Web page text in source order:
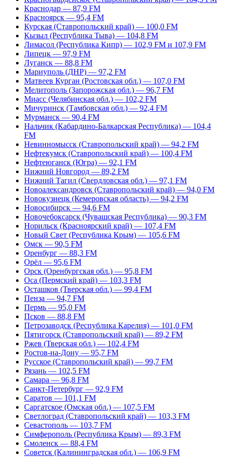
Краснодар — 87,9 FM
Красноярск — 95,4 FM
Курская (Ставропольский край) — 100,0 FM
Кызыл (Республика Тыва) — 104,8 FM
Лимасол (Республика Кипр) — 102,9 FM и 107,9 FM
Липецк — 97,9 FM
Луганск — 88,8 FM
Мариуполь (ДНР) — 97,2 FM
Матвеев Курган (Ростовская обл.) — 107,0 FM
Мелитополь (Запорожская обл.) — 96,7 FM
Миасс (Челябинская обл.) — 102,2 FM
Мичуринск (Тамбовская обл.) — 92,4 FM
Мурманск — 90,4 FM
Нальчик (Кабардино-Балкарская Республика) — 104,4
FM
Невинномысск (Ставропольский край) — 94,2 FM
Нефтекумск (Ставропольский край) — 100,4 FM
Нефтеюганск (Югра) — 92,1 FM
Нижний Новгород — 89,2 FM
Нижний Тагил (Свердловская обл.) — 97,1 FM
Новоалександровск (Ставропольский край) — 94,0 FM
Новокузнецк (Кемеровская область) — 94,2 FM
Новосибирск — 94,6 FM
Новочебоксарск (Чувашская Республика) — 90,3 FM
Норильск (Красноярский край) — 107,4 FM
Новый Свет (Республика Крым) — 105,6 FM
Омск — 90,5 FM
Оренбург — 88,3 FM
Орёл — 95,6 FM
Орск (Оренбургская обл.) — 95,8 FM
Оса (Пермский край) — 103,3 FM
Осташков (Тверская обл.) — 99,4 FM
Пенза — 94,7 FM
Пермь — 95,0 FM
Псков — 88,8 FM
Петрозаводск (Республика Карелия) — 101,0 FM
Пятигорск (Ставропольский край) — 89,2 FM
Ржев (Тверская обл.) — 102,4 FM
Ростов-на-Дону — 95,7 FM
Русское (Ставропольский край) — 99,7 FM
Рязань — 102,5 FM
Самара — 96,8 FM
Санкт-Петербург — 92,9 FM
Саратов — 101,1 FM
Саргатское (Омская обл.) — 107,5 FM
Светлоград (Ставропольский край) — 103,3 FM
Севастополь — 103,7 FM
Симферополь (Республика Крым) — 89,3 FM
Смоленск — 88,4 FM
Советск (Калининградская обл.) — 106,9 FM